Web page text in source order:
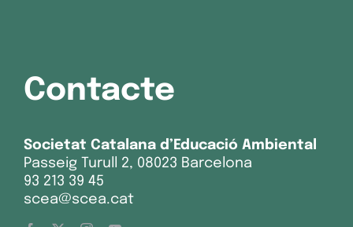
Contacte
Societat Catalana d’Educació Ambiental
Passeig Turull 2, 08023 Barcelona
93 213 39 45
scea@scea.cat